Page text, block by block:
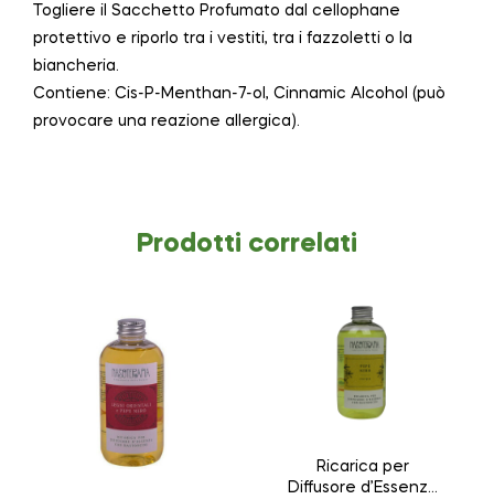
Togliere il Sacchetto Profumato dal cellophane
protettivo e riporlo tra i vestiti, tra i fazzoletti o la
biancheria.
Contiene: Cis-P-Menthan-7-ol, Cinnamic Alcohol (può
provocare una reazione allergica).
Prodotti correlati
Ricarica per
Diffusore d’Essenza